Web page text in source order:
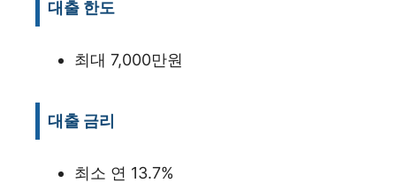
대출 한도
최대 7,000만원
대출 금리
최소 연 13.7%